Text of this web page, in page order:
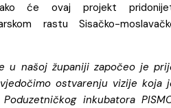
će ovaj projekt
rastu Sisačko-
u našoj županiji započeo je
ostvarenju vizije koja
inkubatora